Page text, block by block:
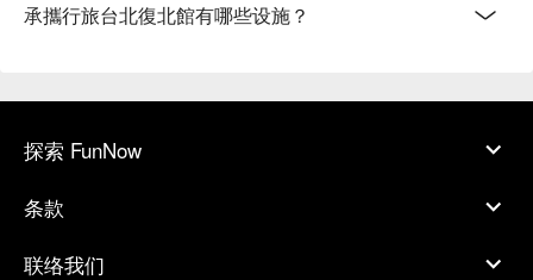
承攜行旅台北復北館有哪些设施？
探索 FunNow
条款
联络我们